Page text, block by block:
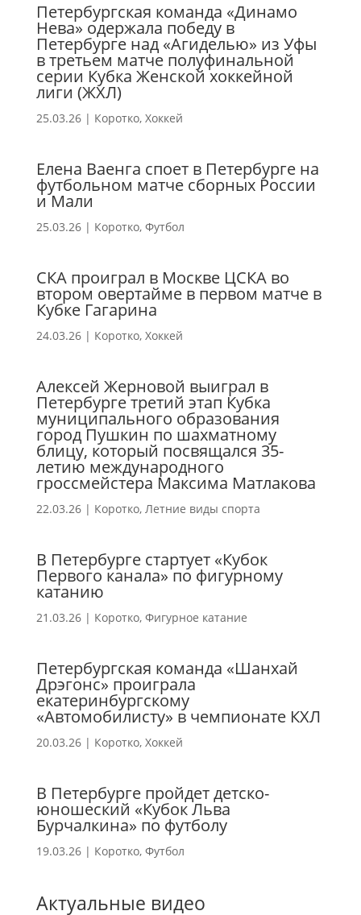
Петербургская команда «Динамо
Нева» одержала победу в
Петербурге над «Агиделью» из Уфы
в третьем матче полуфинальной
серии Кубка Женской хоккейной
лиги (ЖХЛ)
25.03.26| Коротко, Хоккей
Елена Ваенга споет в Петербурге на
футбольном матче сборных России
и Мали
25.03.26| Коротко, Футбол
СКА проиграл в Москве ЦСКА во
втором овертайме в первом матче в
Кубке Гагарина
24.03.26| Коротко, Хоккей
Алексей Жерновой выиграл в
Петербурге третий этап Кубка
муниципального образования
город Пушкин по шахматному
блицу, который посвящался 35-
летию международного
гроссмейстера Максима Матлакова
22.03.26| Коротко, Летние виды спорта
В Петербурге стартует «Кубок
Первого канала» по фигурному
катанию
21.03.26| Коротко, Фигурное катание
Петербургская команда «Шанхай
Дрэгонс» проиграла
екатеринбургскому
«Автомобилисту» в чемпионате КХЛ
20.03.26| Коротко, Хоккей
В Петербурге пройдет детско-
юношеский «Кубок Льва
Бурчалкина» по футболу
19.03.26| Коротко, Футбол
Актуальные видео